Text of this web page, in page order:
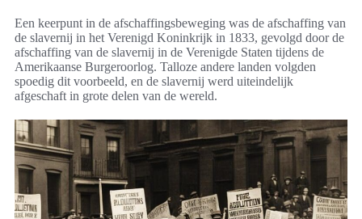
Een keerpunt in de afschaffingsbeweging was de afschaffing van
de slavernij in het Verenigd Koninkrijk in 1833, gevolgd door de
afschaffing van de slavernij in de Verenigde Staten tijdens de
Amerikaanse Burgeroorlog. Talloze andere landen volgden
spoedig dit voorbeeld, en de slavernij werd uiteindelijk
afgeschaft in grote delen van de wereld.